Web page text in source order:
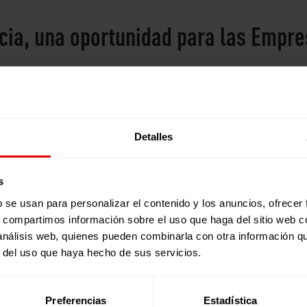
Detalles
usan para personalizar el contenido y los anuncios,
información sobre el uso que haga del sitio web
web, quienes pueden combinarla con otra información
uso que haya hecho de sus servicios.
Preferencias Estadística
una oportunidad para las
a favor de la educación en España, con la
iniciativa que, además de promover la solidaridad,
y fortaleciendo su compromiso con causas sociales.
de arena
la diferencia apoyando la organización del evento.
de trabajo en equipo y liderazgo, mientras colaboran
causa solidaria junto a sus familiares y amistades.
de miles de niños y niñas.
para multiplicar el impacto de la carrera.